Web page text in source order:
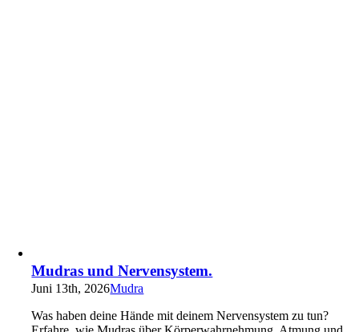
Mudras und Nervensystem.
Juni 13th, 2026Mudra
Was haben deine Hände mit deinem Nervensystem zu tun?